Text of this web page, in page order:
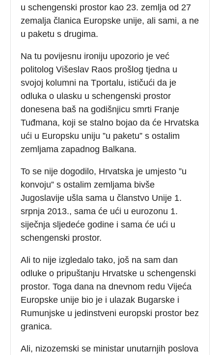
u schengenski prostor kao 23. zemlja od 27
zemalja članica Europske unije, ali sami, a ne
u paketu s drugima.
Na tu povijesnu ironiju upozorio je već
politolog Višeslav Raos prošlog tjedna u
svojoj kolumni na Tportalu, ističući da je
odluka o ulasku u schengenski prostor
donesena baš na godišnjicu smrti Franje
Tuđmana, koji se stalno bojao da će Hrvatska
ući u Europsku uniju ”u paketu” s ostalim
zemljama zapadnog Balkana.
To se nije dogodilo, Hrvatska je umjesto ”u
konvoju” s ostalim zemljama bivše
Jugoslavije ušla sama u članstvo Unije 1.
srpnja 2013., sama će ući u eurozonu 1.
siječnja sljedeće godine i sama će ući u
schengenski prostor.
Ali to nije izgledalo tako, još na sam dan
odluke o pripuštanju Hrvatske u schengenski
prostor. Toga dana na dnevnom redu Vijeća
Europske unije bio je i ulazak Bugarske i
Rumunjske u jedinstveni europski prostor bez
granica.
Ali, nizozemski se ministar unutarnjih poslova